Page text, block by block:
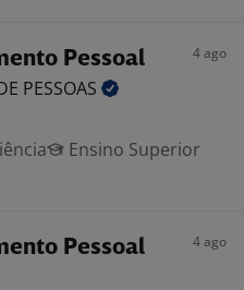
Pessoal 4 ago
PESSOAS
Ensino Superior
Pessoal 4 ago